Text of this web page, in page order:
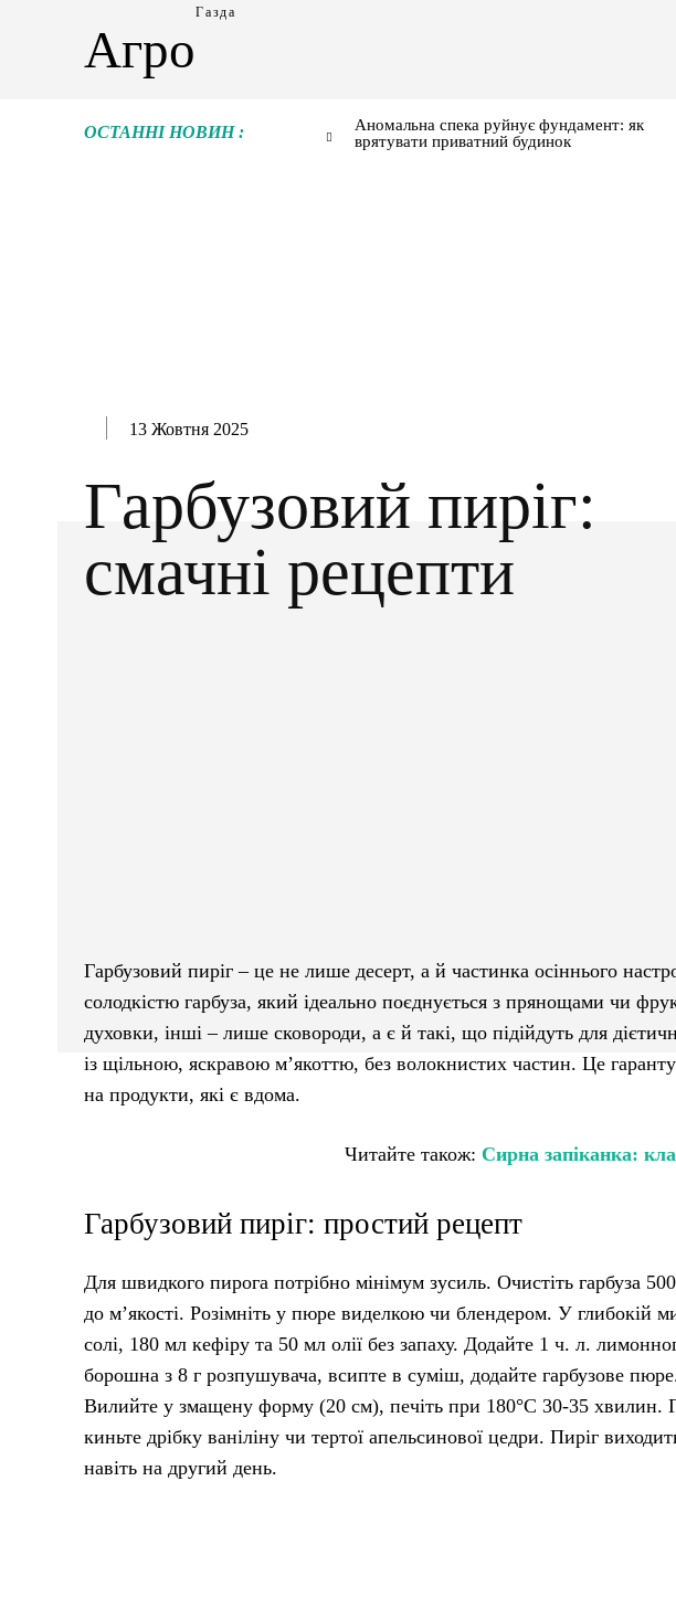
Агро
Газда
ОСТАННІ НОВИН :
Аномальна спека руйнує фундамент: як
врятувати приватний будинок
13 Жовтня 2025
Гарбузовий пиріг:
смачні рецепти
Гарбузовий пиріг – це не лише десерт, а й частинка осіннього
солодкістю гарбуза, який ідеально поєднується з прянощами чи
духовки, інші – лише сковороди, а є й такі, що підійдуть для
із щільною, яскравою м’якоттю, без волокнистих частин. Це
на продукти, які є вдома.
Читайте також: Сирна запіканка:
Гарбузовий пиріг: простий рецепт
Для швидкого пирога потрібно мінімум зусиль. Очистіть гарбуза
до м’якості. Розімніть у пюре виделкою чи блендером. У глибокій
солі, 180 мл кефіру та 50 мл олії без запаху. Додайте 1 ч. л.
борошна з 8 г розпушувача, всипте в суміш, додайте гарбузове
Вилийте у змащену форму (20 см), печіть при 180°C 30-35 хвилин.
киньте дрібку ваніліну чи тертої апельсинової цедри. Пиріг
навіть на другий день.